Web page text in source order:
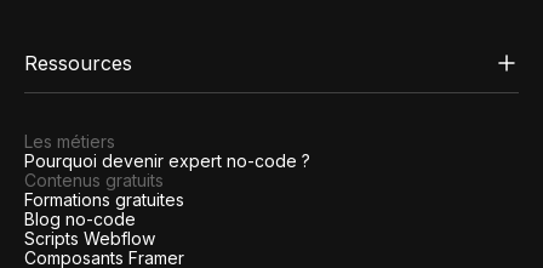
Ressources
Les métiers
Pourquoi devenir expert no-code ?
Contenus gratuits
Formations gratuites
Blog no-code
Scripts Webflow
Composants Framer